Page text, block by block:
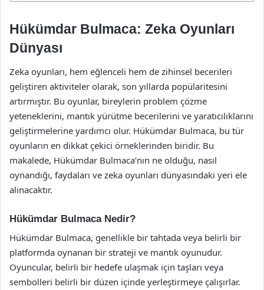
Hükümdar Bulmaca: Zeka Oyunları
Dünyası
Zeka oyunları, hem eğlenceli hem de zihinsel becerileri
geliştiren aktiviteler olarak, son yıllarda popülaritesini
artırmıştır. Bu oyunlar, bireylerin problem çözme
yeteneklerini, mantık yürütme becerilerini ve yaratıcılıklarını
geliştirmelerine yardımcı olur. Hükümdar Bulmaca, bu tür
oyunların en dikkat çekici örneklerinden biridir. Bu
makalede, Hükümdar Bulmaca’nın ne olduğu, nasıl
oynandığı, faydaları ve zeka oyunları dünyasındaki yeri ele
alınacaktır.
Hükümdar Bulmaca Nedir?
Hükümdar Bulmaca, genellikle bir tahtada veya belirli bir
platformda oynanan bir strateji ve mantık oyunudur.
Oyuncular, belirli bir hedefe ulaşmak için taşları veya
sembolleri belirli bir düzen içinde yerleştirmeye çalışırlar.